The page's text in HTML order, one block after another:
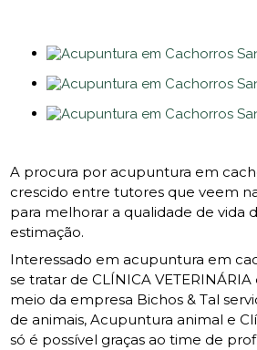
A procura por acupuntura em
crescido entre tutores que veem
para melhorar a qualidade de vida
estimação.
Interessado em acupuntura em
se tratar de CLÍNICA
meio da empresa Bichos & Tal
de animais, Acupuntura animal e
só é possível graças ao time de